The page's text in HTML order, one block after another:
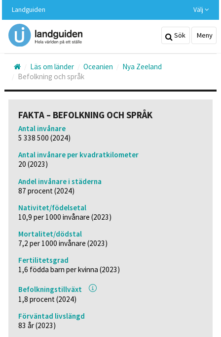
huvudinnehållet
Landguiden Välj
Sök Meny
Läs om länder Oceanien
Nya Zeeland
Befolkning och språk
FAKTA – BEFOLKNING OCH SPRÅK
Antal invånare
5 338 500 (2024)
Antal invånare per kvadratkilometer
20 (2023)
Andel invånare i städerna
87 procent (2024)
Nativitet/födelsetal
10,9 per 1000 invånare (2023)
Mortalitet/dödstal
7,2 per 1000 invånare (2023)
Fertilitetsgrad
1,6 födda barn per kvinna (2023)
Befolkningstillväxt
1,8 procent (2024)
Förväntad livslängd
83 år (2023)